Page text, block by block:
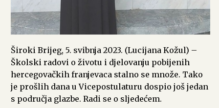
Široki Brijeg, 5. svibnja 2023. (Lucijana Kožul) –
Školski radovi o životu i djelovanju pobijenih
hercegovačkih franjevaca stalno se množe. Tako
je prošlih dana u Vicepostulaturu dospio još jedan
s područja glazbe. Radi se o sljedećem.